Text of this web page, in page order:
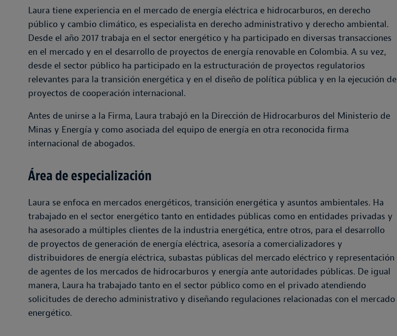
Laura tiene experiencia en el mercado de energía eléctrica e hidrocarburos, en derecho
público y cambio climático, es especialista en derecho administrativo y derecho ambiental.
Desde el año 2017 trabaja en el sector energético y ha participado en diversas transacciones
en el mercado y en el desarrollo de proyectos de energía renovable en Colombia. A su vez,
desde el sector público ha participado en la estructuración de proyectos regulatorios
relevantes para la transición energética y en el diseño de política pública y en la ejecución de
proyectos de cooperación internacional.
Antes de unirse a la Firma, Laura trabajó en la Dirección de Hidrocarburos del Ministerio de
Minas y Energía y como asociada del equipo de energía en otra reconocida firma
internacional de abogados.
Área de especialización
Laura se enfoca en mercados energéticos, transición energética y asuntos ambientales. Ha
trabajado en el sector energético tanto en entidades públicas como en entidades privadas y
ha asesorado a múltiples clientes de la industria energética, entre otros, para el desarrollo
de proyectos de generación de energía eléctrica, asesoría a comercializadores y
distribuidores de energía eléctrica, subastas públicas del mercado eléctrico y representación
de agentes de los mercados de hidrocarburos y energía ante autoridades públicas. De igual
manera, Laura ha trabajado tanto en el sector público como en el privado atendiendo
solicitudes de derecho administrativo y diseñando regulaciones relacionadas con el mercado
energético.